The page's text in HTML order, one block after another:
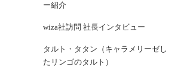
ー紹介
wiza社訪問 社長インタビュー
タルト・タタン（キャラメリーゼし
たリンゴのタルト）